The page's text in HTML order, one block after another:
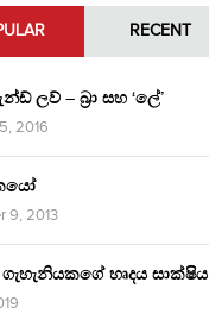
RECENT
ලව් – බ්‍රා සහ ‘ලේ’
2016
9, 2013
ගැහැනියකගේ හෘදය සාක්ෂිය